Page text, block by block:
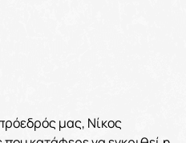
μας, Νίκος